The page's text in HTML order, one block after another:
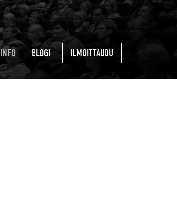
INFO BLOGI ILMOITTAUDU